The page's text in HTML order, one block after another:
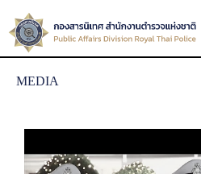
MEDIA